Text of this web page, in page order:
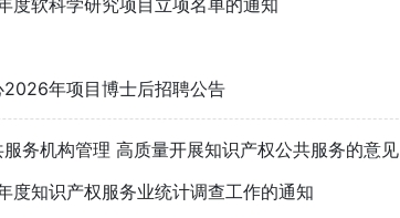
度软科学研究项目立项名单的通知
年项目博士后招聘公告
务机构管理 高质量开展知识产权公共服务的意见
知识产权服务业统计调查工作的通知